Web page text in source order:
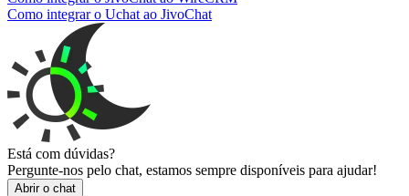
Como integrar o Uchat ao JivoChat
Está com dúvidas?
Pergunte-nos pelo chat, estamos sempre disponíveis para ajudar!
Abrir o chat